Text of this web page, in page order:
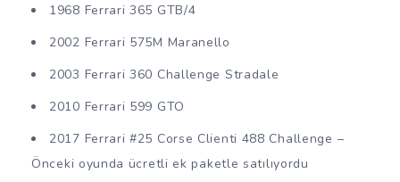
1968 Ferrari 365 GTB/4
2002 Ferrari 575M Maranello
2003 Ferrari 360 Challenge Stradale
2010 Ferrari 599 GTO
2017 Ferrari #25 Corse Clienti 488 Challenge –
Önceki oyunda ücretli ek paketle satılıyordu